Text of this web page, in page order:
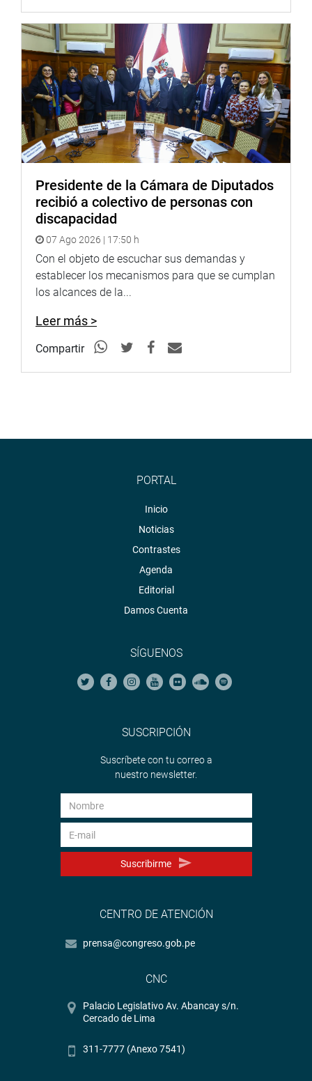
Presidente de la Cámara de Diputados
recibió a colectivo de personas con
discapacidad
07 Ago 2026 | 17:50 h
Con el objeto de escuchar sus demandas y
establecer los mecanismos para que se cumplan
los alcances de la...
Leer más >
Compartir
PORTAL
Inicio
Noticias
Contrastes
Agenda
Editorial
Damos Cuenta
SÍGUENOS
SUSCRIPCIÓN
Suscríbete con tu correo a
nuestro newsletter.
Suscribirme
CENTRO DE ATENCIÓN
prensa@congreso.gob.pe
CNC
Palacio Legislativo Av. Abancay s/n.
Cercado de Lima
311-7777 (Anexo 7541)